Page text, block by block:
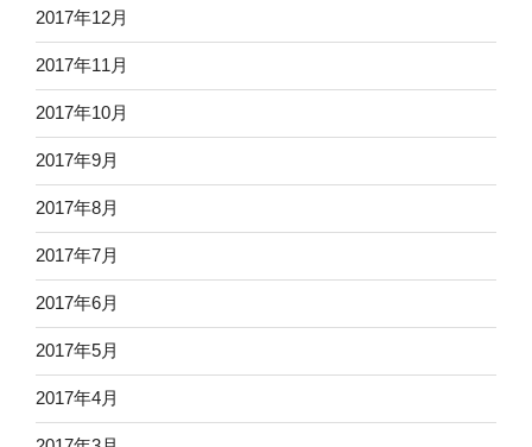
2017年12月
2017年11月
2017年10月
2017年9月
2017年8月
2017年7月
2017年6月
2017年5月
2017年4月